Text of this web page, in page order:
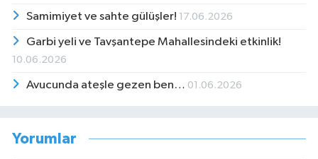
Samimiyet ve sahte gülüşler! 17.06.2026
Garbi yeli ve Tavşantepe Mahallesindeki etkinlik!
10.06.2026
Avucunda ateşle gezen ben… 01.06.2026
Yorumlar